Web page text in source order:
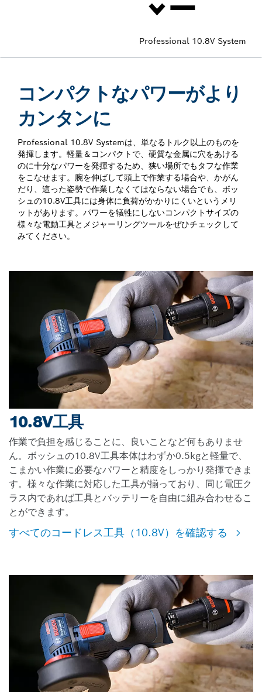
Professional 10.8V System
コンパクトなパワーがより
カンタンに
Professional 10.8V Systemは、単なるトルク以上のものを
発揮します。軽量＆コンパクトで、硬質な金属に穴をあける
のに十分なパワーを発揮するため、狭い場所でもタフな作業
をこなせます。腕を伸ばして頭上で作業する場合や、かがん
だり、這った姿勢で作業しなくてはならない場合でも、ボッ
シュの10.8V工具には身体に負荷がかかりにくいというメリ
ットがあります。パワーを犠牲にしないコンパクトサイズの
様々な電動工具とメジャーリングツールをぜひチェックして
みてください。
10.8V工具
作業で負担を感じることに、良いことなど何もありませ
ん。ボッシュの10.8V工具本体はわずか0.5kgと軽量で、
こまかい作業に必要なパワーと精度をしっかり発揮できま
す。様々な作業に対応した工具が揃っており、同じ電圧ク
ラス内であれば工具とバッテリーを自由に組み合わせるこ
とができます。
すべてのコードレス工具（10.8V）を確認する